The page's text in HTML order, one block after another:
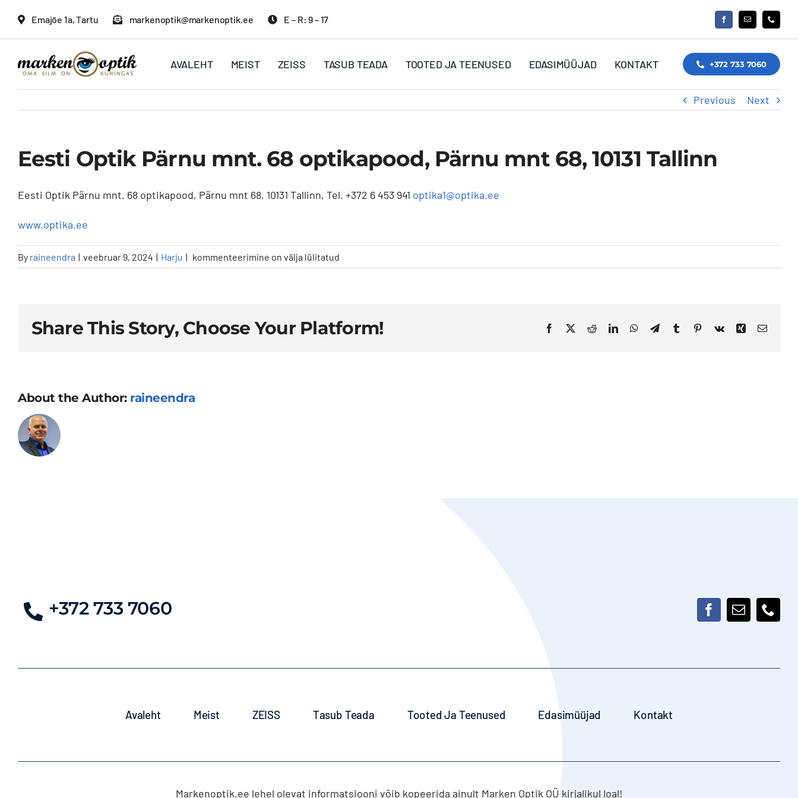
Emajõe 1a, Tartu markenoptik@markenoptik.ee E – R: 9 – 17
AVALEHT MEIST ZEISS TASUB TEADA TOOTED JA TEENUSED EDASIMÜÜJAD KONTAKT +372 733 7060
Previous Next
Eesti Optik Pärnu mnt. 68 optikapood, Pärnu mnt 68, 10131 Tallinn
Eesti Optik Pärnu mnt. 68 optikapood, Pärnu mnt 68, 10131 Tallinn, Tel. +372 6 453 941 optika1@optika.ee
www.optika.ee
By raineendra | veebruar 9, 2024 | Harju | Eesti
Optik
68
optikapood,
10131
kommenteerimine on välja lülitatud
Share This Story, Choose Your Platform! Facebook
X RedditLinkedInWhatsApp
TelegramTumblrPinterest
Vk Xing Email
About the Author: raineendra
+372 733 7060
Avaleht Meist ZEISS Tasub Teada Tooted Ja Teenused Edasimüüjad Kontakt
Markenoptik.ee lehel olevat informatsiooni võib kopeerida ainult Marken Optik OÜ kirjalikul loal!